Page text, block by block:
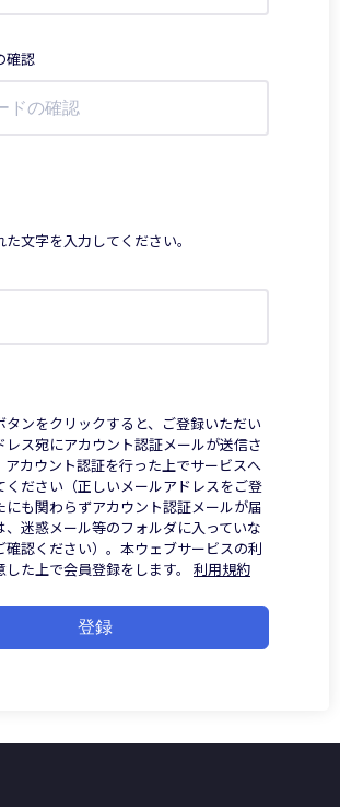
確認
文字を入力してください。
タンをクリックすると、ご登録いただい
レス宛にアカウント認証メールが送信さ
アカウント認証を行った上でサービスへ
ください（正しいメールアドレスをご登
にも関わらずアカウント認証メールが届
、迷惑メール等のフォルダに入っていな
確認ください）。本ウェブサービスの利
た上で会員登録をします。 利用規約
登録